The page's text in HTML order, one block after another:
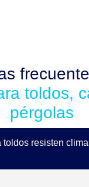
toldos,
pérgolas
toldos resisten